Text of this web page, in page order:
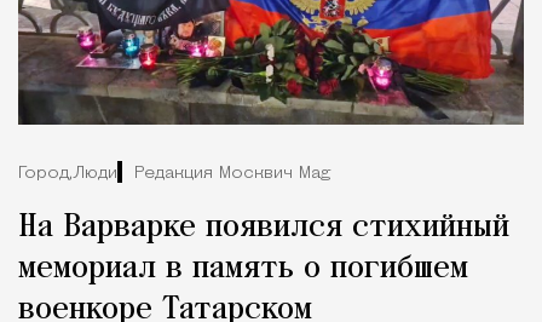
Город,Люди Редакция Москвич Mag
На Варварке появился стихийный
мемориал в память о погибшем
военкоре Татарском